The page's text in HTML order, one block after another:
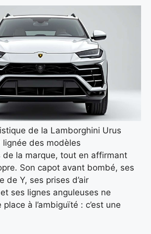
de la Lamborghini Urus
lignée des modèles
de la marque, tout en affirmant
Son capot avant bombé, ses
de Y, ses prises d’air
ses lignes anguleuses ne
à l’ambiguïté : c’est une